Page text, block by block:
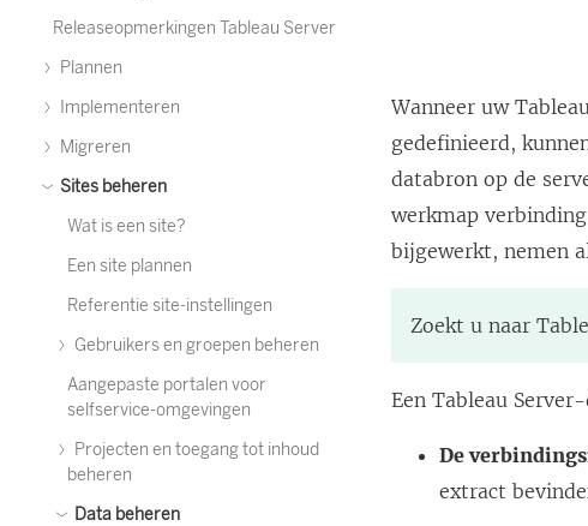
Releaseopmerkingen Tableau Server
Plannen
Implementeren
Migreren
Sites beheren
Wat is een site?
Een site plannen
Referentie site-instellingen
Gebruikers en groepen beheren
Aangepaste portalen voor
selfservice-omgevingen
Projecten en toegang tot inhoud
beheren
Data beheren
Wanneer uw
gedefinieerd,
databron op de
werkmap
bijgewerkt, nemen
Zoekt u naar
EenTableau Server-
De
extract